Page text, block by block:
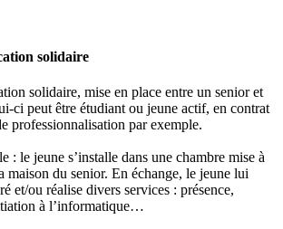
solidaire
solidaire, mise en place entre un senior et
ci peut être étudiant ou jeune actif, en contrat
professionnalisation par exemple.
: le jeune s’installe dans une chambre mise à
maison du senior. En échange, le jeune lui
et/ou réalise divers services : présence,
à l’informatique…